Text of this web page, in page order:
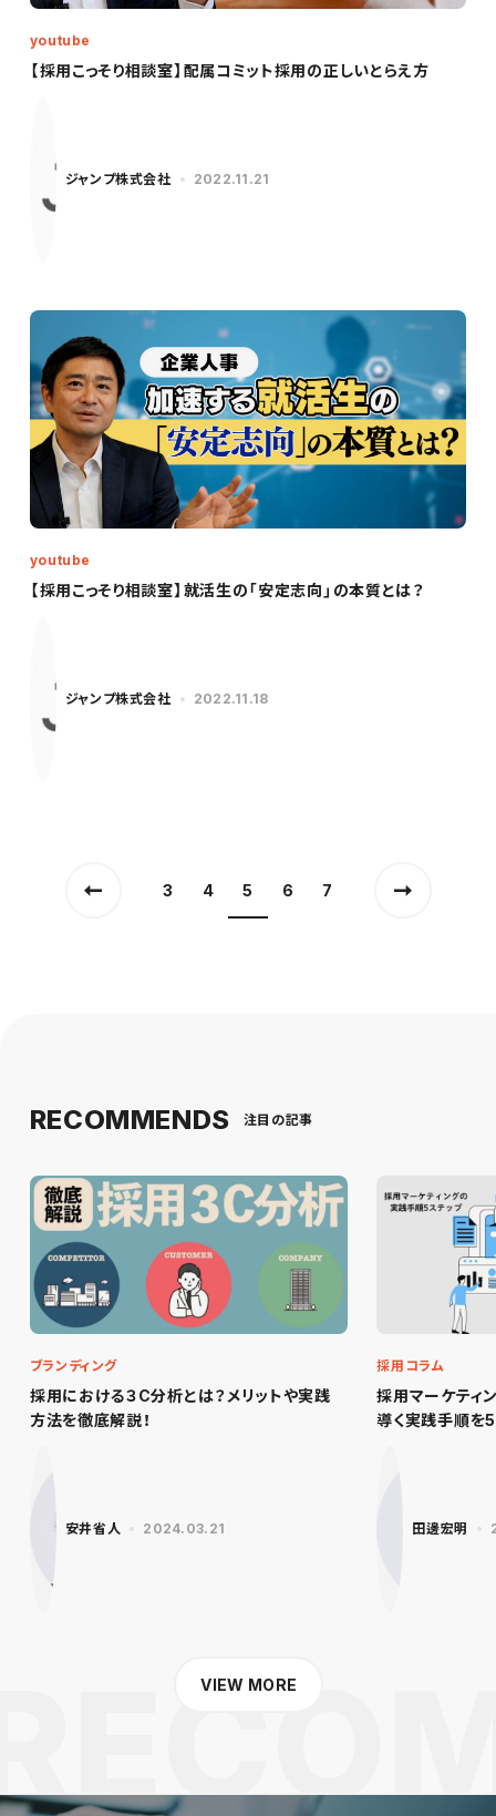
【採用こっそり相談室】配属コミット採用の正しいとらえ方
youtube
ジャンプ株式会社 2022.11.21
【採用こっそり相談室】就活生の「安定志向」の本質とは？
youtube
ジャンプ株式会社 2022.11.18
3 4 5 6 7
RECOMMENDS 注目の記事
採用における３C分析とは？メリットや実践
方法を徹底解説！
ブランディング
安井省人 2024.03.21
採用マーケティ
導く実践手順を
採用コラム
田邊宏明
VIEW MORE